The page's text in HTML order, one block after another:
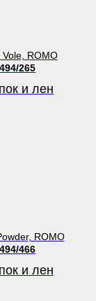
Vole, ROMO
265
и лен
ROMO
466
и лен